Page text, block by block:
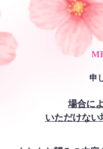
申
場合に
いただけない